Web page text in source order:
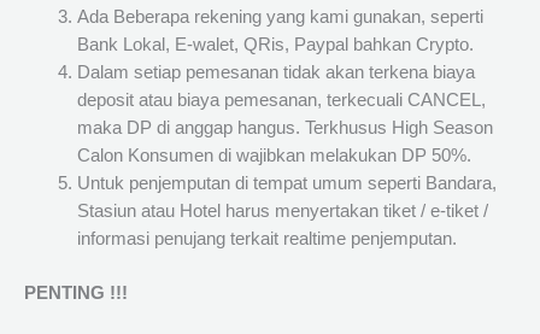
Ada Beberapa rekening yang kami gunakan, seperti
Bank Lokal, E-walet, QRis, Paypal bahkan Crypto.
Dalam setiap pemesanan tidak akan terkena biaya
deposit atau biaya pemesanan, terkecuali CANCEL,
maka DP di anggap hangus. Terkhusus High Season
Calon Konsumen di wajibkan melakukan DP 50%.
Untuk penjemputan di tempat umum seperti Bandara,
Stasiun atau Hotel harus menyertakan tiket / e-tiket /
informasi penujang terkait realtime penjemputan.
PENTING !!!